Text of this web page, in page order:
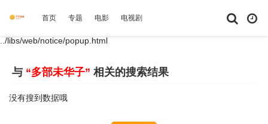
首页 专题 电影 电视剧 短剧大全 体育
../libs/web/notice/popup.html
与 “多部未华子” 相关的搜索结果
没有搜到数据哦